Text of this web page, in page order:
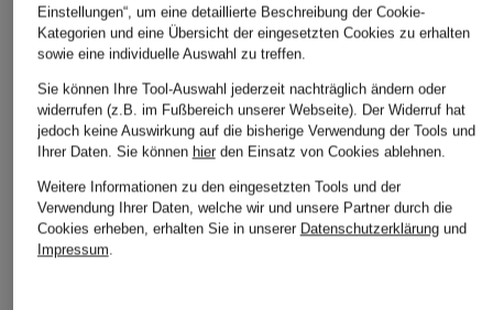
Einstellungen“, um eine detaillierte Beschreibung der Cookie-
Kategorien und eine Übersicht der eingesetzten Cookies zu erhalten
sowie eine individuelle Auswahl zu treffen.
Sie können Ihre Tool-Auswahl jederzeit nachträglich ändern oder
widerrufen (z.B. im Fußbereich unserer Webseite). Der Widerruf hat
jedoch keine Auswirkung auf die bisherige Verwendung der Tools und
Ihrer Daten. Sie können hierden Einsatz von Cookies ablehnen.
Weitere Informationen zu den eingesetzten Tools und der
Verwendung Ihrer Daten, welche wir und unsere Partner durch die
Cookies erheben, erhalten Sie in unserer Datenschutzerklärungund
Impressum.